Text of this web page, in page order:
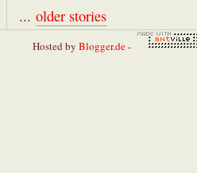
... older stories
Hosted by Blogger.de-